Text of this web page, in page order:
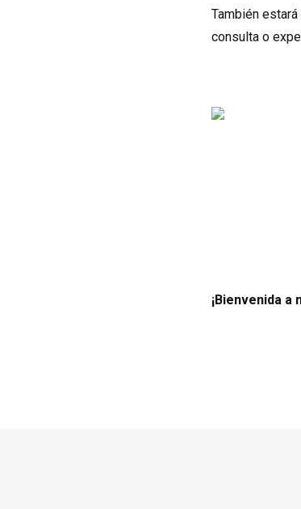
También
consulta o
¡Bienvenida